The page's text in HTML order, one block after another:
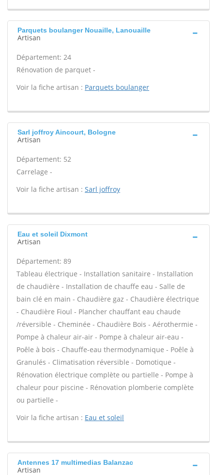
Parquets boulanger Nouaille, Lanouaille
Artisan
Département: 24
Rénovation de parquet -
Voir la fiche artisan : Parquets boulanger
Sarl joffroy Aincourt, Bologne
Artisan
Département: 52
Carrelage -
Voir la fiche artisan : Sarl joffroy
Eau et soleil Dixmont
Artisan
Département: 89
Tableau électrique - Installation sanitaire - Installation
de chaudière - Installation de chauffe eau - Salle de
bain clé en main - Chaudière gaz - Chaudière électrique
- Chaudière Fioul - Plancher chauffant eau chaude
/réversible - Cheminée - Chaudière Bois - Aérothermie -
Pompe à chaleur air-air - Pompe à chaleur air-eau -
Poêle à bois - Chauffe-eau thermodynamique - Poêle à
Granulés - Climatisation réversible - Domotique -
Rénovation électrique complète ou partielle - Pompe à
chaleur pour piscine - Rénovation plomberie complète
ou partielle -
Voir la fiche artisan : Eau et soleil
Antennes 17 multimedias Balanzac
Artisan